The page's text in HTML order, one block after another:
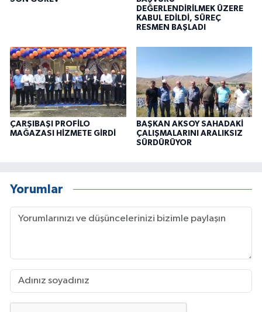
DEĞERLENDİRİLMEK ÜZERE
KABUL EDİLDİ, SÜREÇ
RESMEN BAŞLADI
ÇARŞIBAŞI PROFİLO
MAĞAZASI HİZMETE GİRDİ
BAŞKAN AKSOY SAHADAKİ
ÇALIŞMALARINI ARALIKSIZ
SÜRDÜRÜYOR
Yorumlar